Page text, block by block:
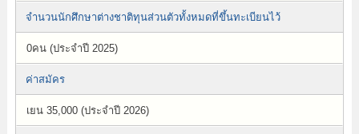
จำนวนนักศึกษาต่างชาติทุนส่วนตัวทั้งหมดที่ขึ้นทะเบียนไว้
0คน (ประจำปี 2025)
ค่าสมัคร
เยน 35,000 (ประจำปี 2026)